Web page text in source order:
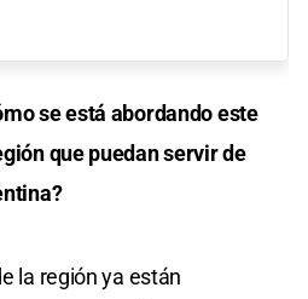
se está abordando este
que puedan servir de
la región ya están